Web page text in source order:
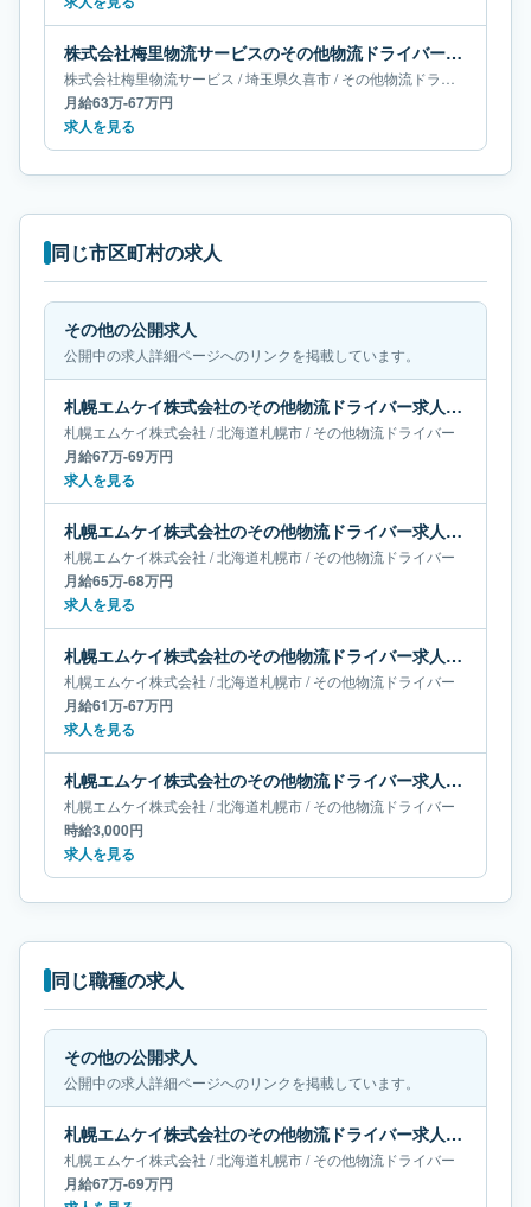
株式会社梅里物流サービスのその他物流ドライバー求人｜埼玉県久喜市｜月給63万-67万円
株式会社梅里物流サービス /埼玉県久喜市/その他物流ドライバー
月給63万-67万円
求人を見る
同じ市区町村の求人
その他の公開求人
公開中の求人詳細ページへのリンクを掲載しています。
札幌エムケイ株式会社のその他物流ドライバー求人｜北海道札幌市｜月給67万-69万円
札幌エムケイ株式会社 /北海道札幌市/その他物流ドライバー
月給67万-69万円
求人を見る
札幌エムケイ株式会社のその他物流ドライバー求人｜北海道札幌市｜月給65万-68万円
札幌エムケイ株式会社 /北海道札幌市/その他物流ドライバー
月給65万-68万円
求人を見る
札幌エムケイ株式会社のその他物流ドライバー求人｜北海道札幌市｜月給61万-67万円
札幌エムケイ株式会社 /北海道札幌市/その他物流ドライバー
月給61万-67万円
求人を見る
札幌エムケイ株式会社のその他物流ドライバー求人｜北海道札幌市
札幌エムケイ株式会社 /北海道札幌市/その他物流ドライバー
時給3,000円
求人を見る
同じ職種の求人
その他の公開求人
公開中の求人詳細ページへのリンクを掲載しています。
札幌エムケイ株式会社のその他物流ドライバー求人｜北海道札幌市｜月給67万-69万円
札幌エムケイ株式会社 /北海道札幌市/その他物流ドライバー
月給67万-69万円